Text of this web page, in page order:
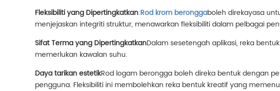
Fleksibiliti yang Dipertingkatkan:Rod krom beronggaboleh direkayasa
menjejaskan integriti struktur, menawarkan fleksibiliti dalam pelbagai
Sifat Terma yang DipertingkatkanDalam sesetengah aplikasi, reka
memerlukan kawalan suhu.
Daya tarikan estetikRod logam berongga boleh direka bentuk dengan
pengguna. Fleksibiliti ini membolehkan reka bentuk kreatif yang